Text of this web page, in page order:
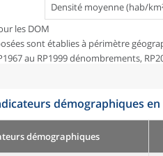
Densité moyenne (hab/
les DOM
sont établies à périmètre
au RP1999 dénombrements,
démographiques
démographiques